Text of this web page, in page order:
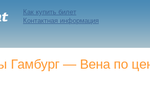
Как купить билет
Контактная информация
Гамбург — Вена по